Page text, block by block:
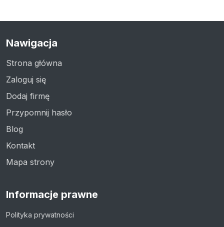
Nawigacja
Strona główna
Zaloguj się
Dodaj firmę
Przypomnij hasło
Blog
Kontakt
Mapa strony
Informacje prawne
Polityka prywatności